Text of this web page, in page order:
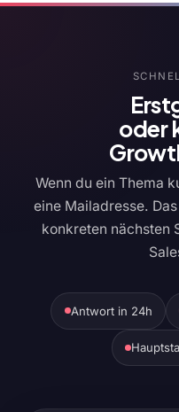
oder
Wenn du ein Thema
eine Mailadresse.
konkreten nächsten
Antwort in 24h